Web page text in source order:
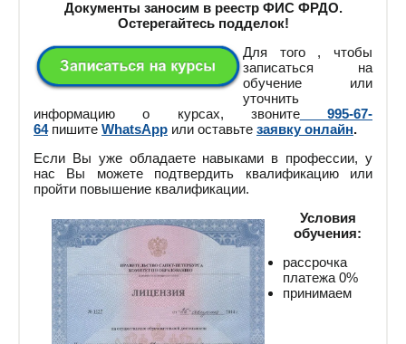
Документы заносим в реестр ФИС ФРДО.
Остерегайтесь подделок!
Для того , чтобы
записаться на
обучение или
уточнить
информацию о курсах, звоните
995-67-
64пишите WhatsApp или оставьте заявку онлайн.
Если Вы уже обладаете навыками в профессии, у
нас Вы можете подтвердить квалификацию или
пройти повышение квалификации.
Условия
обучения:
рассрочка
платежа 0%
принимаем